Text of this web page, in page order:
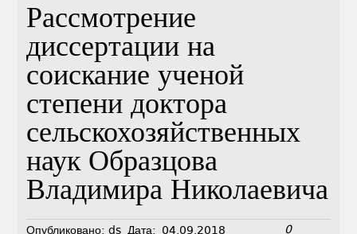
Рассмотрение
диссертации на
соискание ученой
степени доктора
сельскохозяйственных
наук Образцова
Владимира Николаевича
Опубликовано: ds Дата: 04.09.2018 0